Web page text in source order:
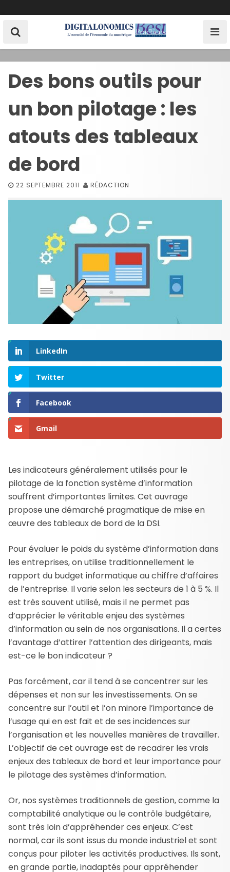
k
Des bons outils pour
un bon pilotage : les
atouts des tableaux
de bord
22 SEPTEMBRE 2011 RÉDACTION
LinkedIn
Twitter
Facebook
Gmail
Les indicateurs généralement utilisés pour le
pilotage de la fonction système d’information
souffrent d’importantes limites. Cet ouvrage
propose une démarché pragmatique de mise en
œuvre des tableaux de bord de la DSI.
Pour évaluer le poids du système d’information dans
les entreprises, on utilise traditionnellement le
rapport du budget informatique au chiffre d’affaires
de l’entreprise. Il varie selon les secteurs de 1 à 5 %. Il
est très souvent utilisé, mais il ne permet pas
d’apprécier le véritable enjeu des systèmes
d’information au sein de nos organisations. Il a certes
l’avantage d’attirer l’attention des dirigeants, mais
est-ce le bon indicateur ?
Pas forcément, car il tend à se concentrer sur les
dépenses et non sur les investissements. On se
concentre sur l’outil et l’on minore l’importance de
l’usage qui en est fait et de ses incidences sur
l’organisation et les nouvelles manières de travailler.
L’objectif de cet ouvrage est de recadrer les vrais
enjeux des tableaux de bord et leur importance pour
le pilotage des systèmes d’information.
Or, nos systèmes traditionnels de gestion, comme la
comptabilité analytique ou le contrôle budgétaire,
sont très loin d’appréhender ces enjeux. C’est
normal, car ils sont issus du monde industriel et sont
conçus pour piloter les activités productives. Ils sont,
en grande partie, inadaptés pour appréhender